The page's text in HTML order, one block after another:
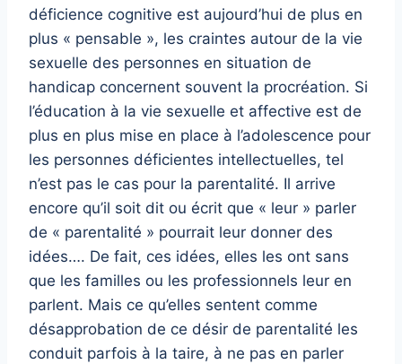
déficience cognitive est aujourd’hui de plus en
plus « pensable », les craintes autour de la vie
sexuelle des personnes en situation de
handicap concernent souvent la procréation. Si
l’éducation à la vie sexuelle et affective est de
plus en plus mise en place à l’adolescence pour
les personnes déficientes intellectuelles, tel
n’est pas le cas pour la parentalité. Il arrive
encore qu’il soit dit ou écrit que « leur » parler
de « parentalité » pourrait leur donner des
idées…. De fait, ces idées, elles les ont sans
que les familles ou les professionnels leur en
parlent. Mais ce qu’elles sentent comme
désapprobation de ce désir de parentalité les
conduit parfois à la taire, à ne pas en parler